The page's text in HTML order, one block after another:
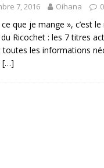
7, 2016 Oihana 0
ce que je mange », c’est
Ricochet : les 7 titres
les informations
[…]